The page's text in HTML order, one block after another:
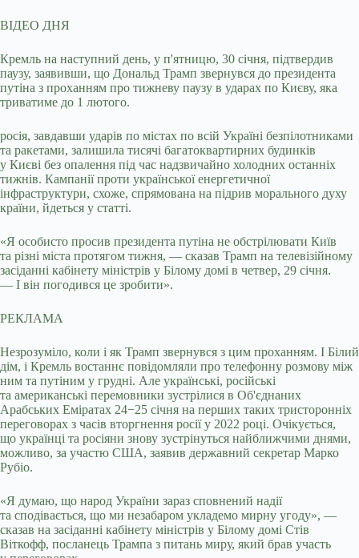
ВІДЕО ДНЯ
Кремль на наступний день, у п'ятницю, 30 січня, підтвердив
паузу, заявивши, що Дональд Трамп звернувся до президента
путіна з проханням про тижневу паузу в ударах по Києву, яка
триватиме до 1 лютого.
росія, завдавши ударів по містах по всій Україні безпілотниками
та ракетами, залишила тисячі багатоквартирних будинків
у Києві без опалення під час надзвичайно холодних останніх
тижнів. Кампанії проти української енергетичної
інфраструктури, схоже, спрямована на підрив морального духу
країни, йдеться у статті.
«Я особисто просив президента путіна не обстрілювати Київ
та різні міста протягом тижня, — сказав Трамп на телевізійному
засіданні кабінету міністрів у Білому домі в четвер, 29 січня.
— І він погодився це зробити».
РЕКЛАМА
Незрозуміло, коли і як Трамп звернувся з цим проханням. І Білий
дім, і Кремль востаннє повідомляли про телефонну розмову між
ним та путіним у грудні. Але українські, російські
та американські перемовники зустрілися в Об'єднаних
Арабських Еміратах 24−25 січня на перших таких тристоронніх
переговорах з часів вторгнення росії у 2022 році. Очікується,
що українці та росіяни знову зустрінуться найближчими днями,
можливо, за участю США, заявив державний секретар Марко
Рубіо.
«Я думаю, що народ України зараз сповнений надії
та сподівається, що ми незабаром укладемо мирну угоду», —
сказав на засіданні кабінету міністрів у Білому домі Стів
Віткофф, посланець Трампа з питань миру, який брав участь